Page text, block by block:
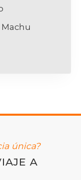
única?
A